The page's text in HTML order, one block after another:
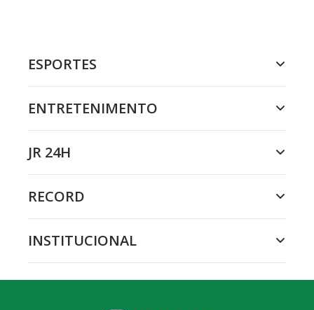
ESPORTES
ENTRETENIMENTO
JR 24H
RECORD
INSTITUCIONAL